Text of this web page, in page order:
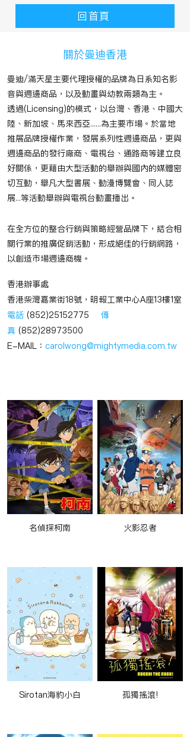
回首頁
​關於曼迪香港
曼迪/滿天星主要代理授權的品牌為日系知名影
音與週邊商品，以及動畫與幼教兩類為主。
透過(Licensing)的模式，以台灣、香港、中國大
陸、新加坡、馬來西亞......為主要市場。於當地
推展品牌授權作業，發展系列性週邊商品，更與
週邊商品的發行廠商、電視台、通路商等建立良
好關係，更藉由大型活動的舉辦與國內的媒體密
切互動，舉凡大型書展、動漫博覽會、同人誌
展...等活動舉辦與電視台動畫播出。
在全方位的整合行銷與策略經營品牌下，結合相
關行業的推廣促銷活動，形成絕佳的行銷網路，
以創造市場週邊商機。
香港辦事處
香港柴灣嘉業街18號，明報工業中心A座13樓1室
電話 (852)25152775
傳
真 (852)28973500
E-MAIL： carolwong@mightymedia.com.tw
名偵探柯南 火影忍者
Sirotan海豹小白 孤獨搖滾!